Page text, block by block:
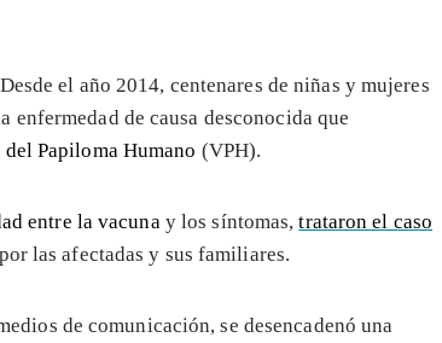
el año 2014, centenares de niñas y mujeres
enfermedad de causa desconocida que
Papiloma Humano (VPH).
entre la vacunay los síntomas,trataron el caso
las afectadas y sus familiares.
de comunicación, se desencadenó una